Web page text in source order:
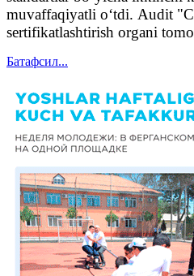
muvaffaqiyatli o‘tdi. Audit
sertifikatlashtirish organi
Батафсил...